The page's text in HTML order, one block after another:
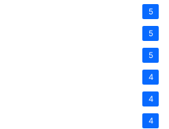
5
5
5
4
4
4